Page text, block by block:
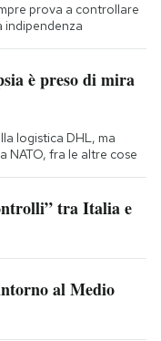
prova a controllare
indipendenza
è preso di mira
logistica DHL, ma
NATO, fra le altre cose
tra Italia e
al Medio